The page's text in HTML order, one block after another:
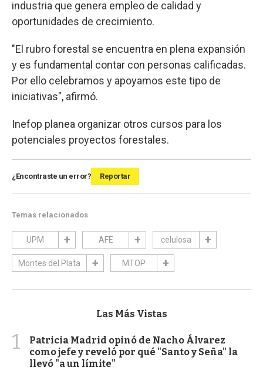
industria que genera empleo de calidad y
oportunidades de crecimiento.
"El rubro forestal se encuentra en plena expansión
y es fundamental contar con personas calificadas.
Por ello celebramos y apoyamos este tipo de
iniciativas", afirmó.
Inefop planea organizar otros cursos para los
potenciales proyectos forestales.
¿Encontraste un error? Reportar
Temas relacionados
UPM AFE celulosa
Montes del Plata MTOP
Las Más Vistas
1
Patricia Madrid opinó de Nacho Álvarez
como jefe y reveló por qué "Santo y Seña" la
llevó "a un límite"